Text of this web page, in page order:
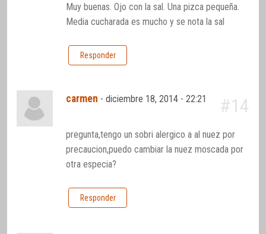
Muy buenas. Ojo con la sal. Una pizca pequeña.
Media cucharada es mucho y se nota la sal
Responder
carmen -diciembre 18, 2014 - 22:21 #14
pregunta,tengo un sobri alergico a al nuez por
precaucion,puedo cambiar la nuez moscada por
otra especia?
Responder